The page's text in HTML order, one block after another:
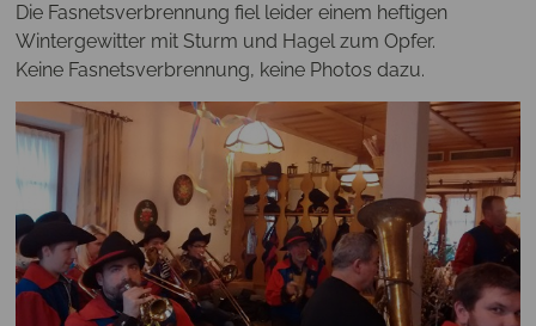
Die Fasnetsverbrennung fiel leider einem heftigen
Wintergewitter mit Sturm und Hagel zum Opfer.
Keine Fasnetsverbrennung, keine Photos dazu.